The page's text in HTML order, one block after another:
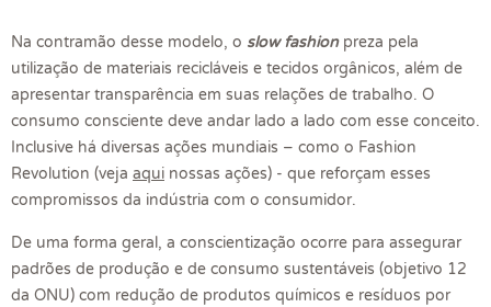
Na contramão desse modelo, o slow fashionpreza pela
utilização de materiais recicláveis e tecidos orgânicos, além de
apresentar transparência em suas relações de trabalho. O
consumo consciente deve andar lado a lado com esse conceito.
Inclusive há diversas ações mundiais – como o Fashion
Revolution (veja aqui nossas ações) - que reforçam esses
compromissos da indústria com o consumidor.
De uma forma geral, a conscientização ocorre para assegurar
padrões de produção e de consumo sustentáveis (objetivo 12
da ONU) com redução de produtos químicos e resíduos por